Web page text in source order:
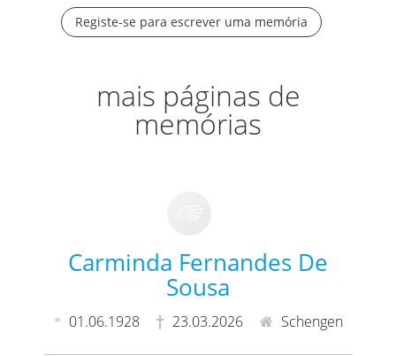
Registe-se para escrever uma memória
mais páginas de
memórias
Carminda Fernandes De
Sousa
01.06.1928 23.03.2026 Schengen